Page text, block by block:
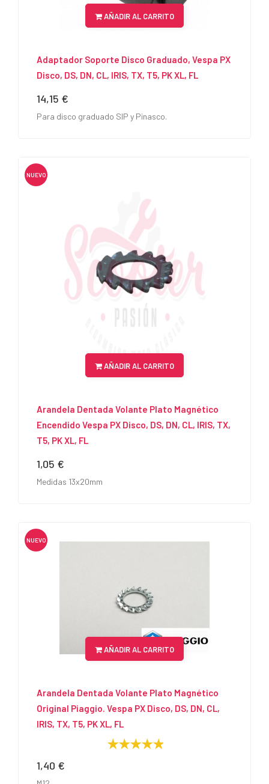
AÑADIR AL CARRITO
Adaptador Soporte Disco Graduado, Vespa PX
Disco, DS, DN, CL, IRIS, TX, T5, PK XL, FL
Precio
14,15 €
Para disco graduado SIP y Pinasco.
NUEVO
AÑADIR AL CARRITO
Arandela Dentada Volante Plato Magnético
Encendido Vespa PX Disco, DS, DN, CL, IRIS, TX,
T5, PK XL, FL
Precio
1,05 €
Medidas 13x20mm
NUEVO
AÑADIR AL CARRITO
Arandela Dentada Volante Plato Magnético
Original Piaggio. Vespa PX Disco, DS, DN, CL,
IRIS, TX, T5, PK XL, FL
Precio
1,40 €